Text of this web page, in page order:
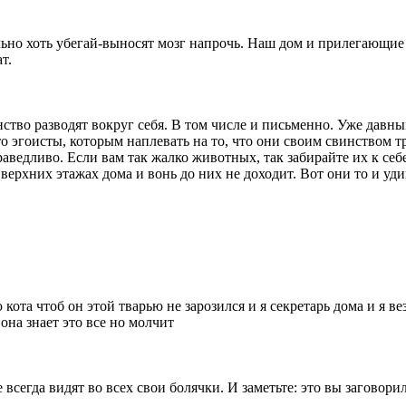
хоть убегай-выносят мозг напрочь. Наш дом и
разводят вокруг себя. В том числе и письменно. Уже
которым наплевать на то, что они своим свинством
Если вам так жалко животных, так забирайте их к
этажах дома и вонь до них не доходит. Вот они то и
чтоб он этой тварью не зарозился и я секретарь дома и я
знает это все но молчит
видят во всех свои болячки. И заметьте: это вы